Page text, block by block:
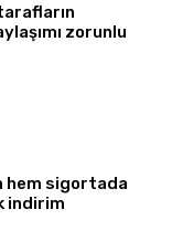
zorunlu
hem sigortada
indirim